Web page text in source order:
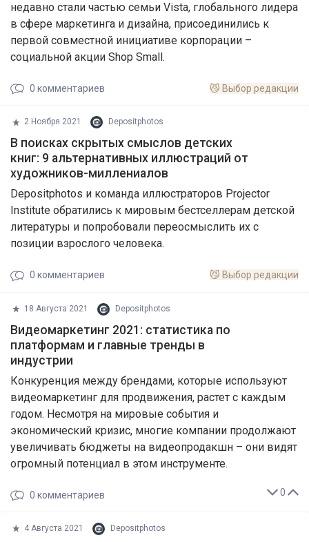
недавно стали частью семьи Vista, глобального лидера
в сфере маркетинга и дизайна, присоединились к
первой совместной инициативе корпорации –
социальной акции Shop Small.
😼 Выбор редакции
0 комментариев
2 Ноября 2021 Depositphotos
В поисках скрытых смыслов детских
книг: 9 альтернативных иллюстраций от
художников-миллениалов
Depositphotos и команда иллюстраторов Projector
Institute обратились к мировым бестселлерам детской
литературы и попробовали переосмыслить их с
позиции взрослого человека.
😼 Выбор редакции
0 комментариев
18 Августа 2021 Depositphotos
Видеомаркетинг 2021: статистика по
платформам и главные тренды в
индустрии
Конкуренция между брендами, которые используют
видеомаркетинг для продвижения, растет с каждым
годом. Несмотря на мировые события и
экономический кризис, многие компании продолжают
увеличивать бюджеты на видеопродакшн – они видят
огромный потенциал в этом инструменте.
0
0 комментариев
4 Августа 2021 Depositphotos